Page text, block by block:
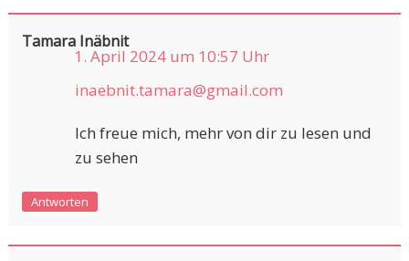
Tamara Inäbnit
1. April 2024 um 10:57 Uhr
inaebnit.tamara@gmail.com
Ich freue mich, mehr von dir zu lesen und
zu sehen
Antworten